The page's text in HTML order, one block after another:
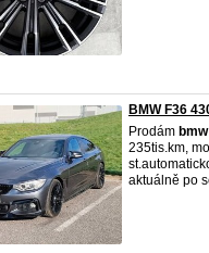
BMW F36
Prodám bmw
235tis.km,
aktuálně po